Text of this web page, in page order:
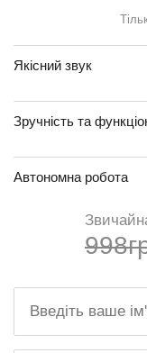
Якісний звук
Зручність та
Автономна робота